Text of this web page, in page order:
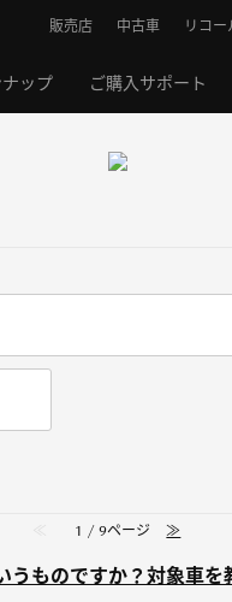
ップ ご購入サポート
販売店 中古車 リコー
1 / 9ページ ≫
ものですか？対象車を